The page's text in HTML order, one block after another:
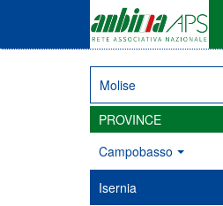
Molise
PROVINCE
Campobasso
Isernia